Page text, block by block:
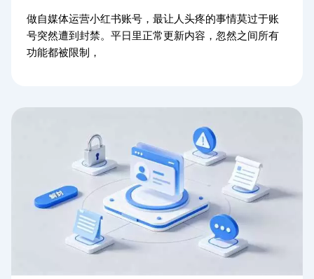
做自媒体运营小红书账号，最让人头疼的事情莫过于账
号突然遭到封禁。平日里正常更新内容，忽然之间所有
功能都被限制，